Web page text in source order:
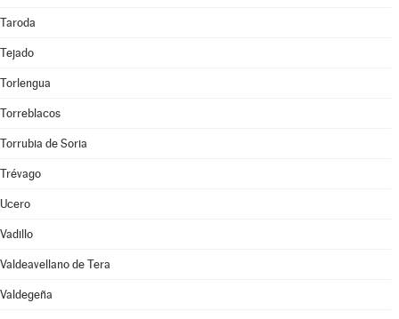
Taroda
Tejado
Torlengua
Torreblacos
Torrubia de Soria
Trévago
Ucero
Vadillo
Valdeavellano de Tera
Valdegeña